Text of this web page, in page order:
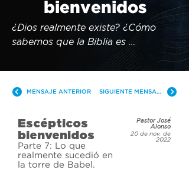
bienvenidos
¿Dios realmente existe? ¿Cómo
sabemos que la Biblia es
verdaderamente la Palabra de
Dios? En nuestra cultura, es común
acerca de las cosas de Dios. Tal vez
buscando respuestas. Únete a
nosotros y obtén respuestas a tus
preguntas.
MENSAJE ANTERIOR SIGUIENTE MENSAJE
Escépticos
bienvenidos
Parte 7: Lo que
realmente sucedió en
la torre de Babel.
Pastor José
Alonso
20 de nov. de
2022